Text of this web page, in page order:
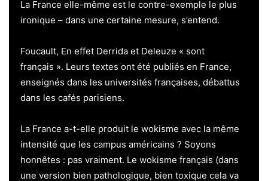
La France elle-même est le contre-exemple le plus
ironique – dans une certaine mesure, s’entend.
Foucault, En effet Derrida et Deleuze « sont
français ». Leurs textes ont été publiés en France,
enseignés dans les universités françaises, débattus
dans les cafés parisiens.
La France a-t-elle produit le wokisme avec la même
intensité que les campus américains ? Soyons
honnêtes : pas vraiment. Le wokisme français (dans
une version bien pathologique, bien toxique cela va